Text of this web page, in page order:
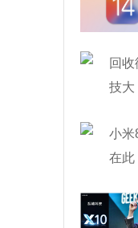
回
技大
小米
在此